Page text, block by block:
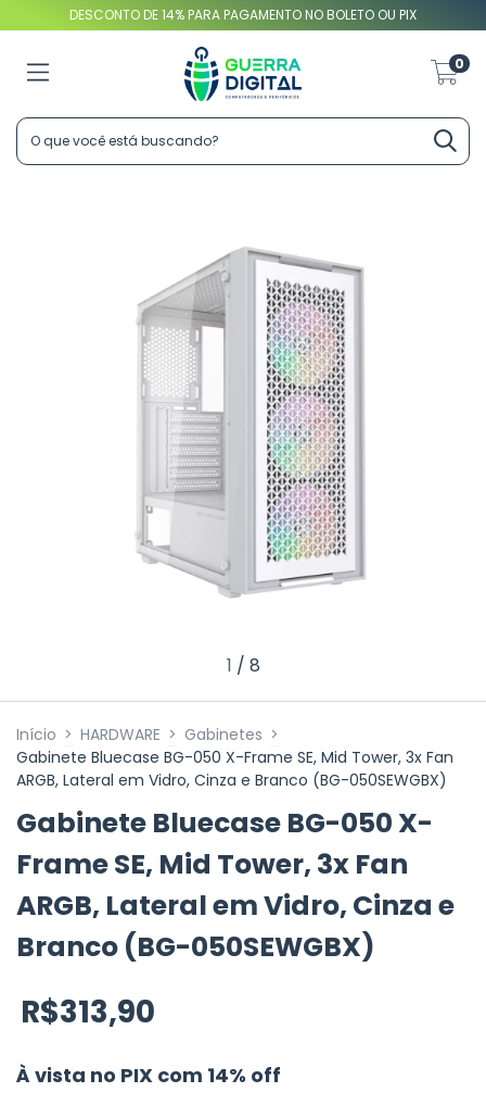
DESCONTO DE 14% PARA PAGAMENTO NO BOLETO OU PIX
0
1 / 8
Início > HARDWARE > Gabinetes >
Gabinete Bluecase BG-050 X-Frame SE, Mid Tower, 3x Fan
ARGB, Lateral em Vidro, Cinza e Branco (BG-050SEWGBX)
Gabinete Bluecase BG-050 X-
Frame SE, Mid Tower, 3x Fan
ARGB, Lateral em Vidro, Cinza e
Branco (BG-050SEWGBX)
R$313,90
À vista no PIX com 14% off